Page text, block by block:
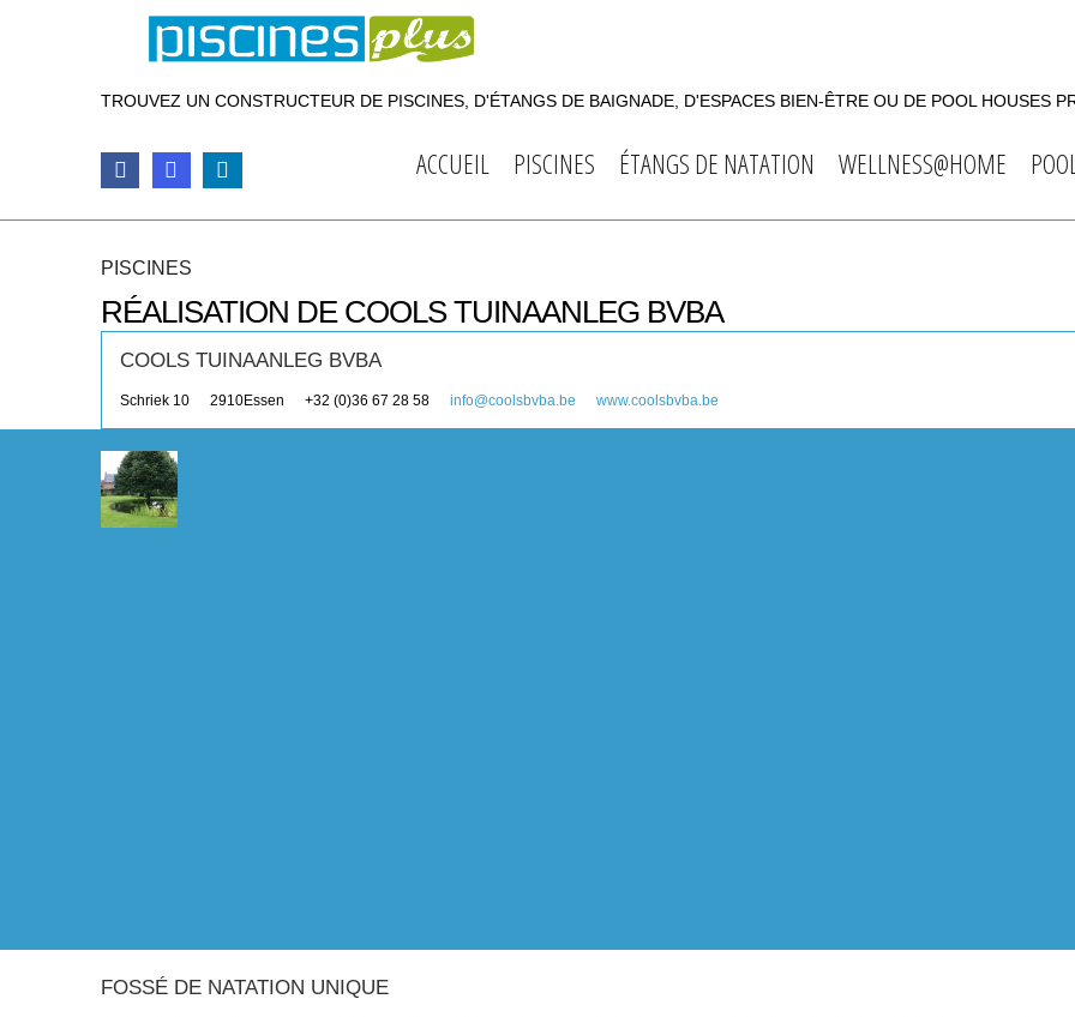
TROUVEZ UN CONSTRUCTEUR DE PISCINES, D'ÉTANGS DE BAIGNADE, D'ESPACES BIEN-ÊTRE OU DE POOL HOUSES
ACCUEIL PISCINES ÉTANGS DE NATATION WELLNESS@HOME
PISCINES
RÉALISATION DE COOLS TUINAANLEG BVBA
COOLS TUINAANLEG BVBA
Schriek 10 2910Essen +32 (0)36 67 28 58 info@coolsbvba.be www.coolsbvba.be
FOSSÉ DE NATATION UNIQUE